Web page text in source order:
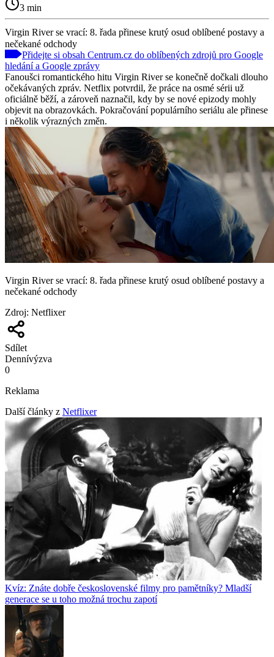
3 min
Virgin River se vrací: 8. řada přinese krutý osud oblíbené postavy a
nečekané odchody
Přidejte si obsah Centrum.cz do oblíbených zdrojů pro Google
hledání a Google zprávy
Fanoušci romantického hitu Virgin River se konečně dočkali dlouho
očekávaných zpráv. Netflix potvrdil, že práce na osmé sérii už
oficiálně běží, a zároveň naznačil, kdy by se nové epizody mohly
objevit na obrazovkách. Pokračování populárního seriálu ale přinese
i několik výrazných změn.
Virgin River se vrací: 8. řada přinese krutý osud oblíbené postavy a
nečekané odchody
Zdroj: Netflixer
Sdílet
Dennívýzva
0
Reklama
Další články z Netflixer
Kvíz: Znáte dobře československé filmy pro pamětníky? Mladší
generace se u toho možná trochu zapotí